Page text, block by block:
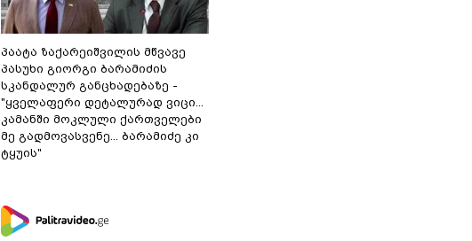
პაატა ზაქარეიშვილის მწვავე
პასუხი გიორგი ბარამიძის
სკანდალურ განცხადებაზე -
"ყველაფერი დეტალურად ვიცი...
კამანში მოკლული ქართველები
მე გადმოვასვენე... ბარამიძე კი
ტყუის"